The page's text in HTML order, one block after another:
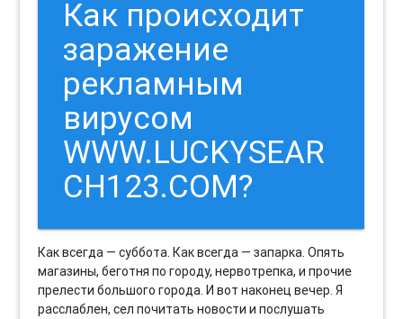
Как происходит
заражение
рекламным
вирусом
WWW.LUCKYSEAR
CH123.COM?
Как всегда — суббота. Как всегда — запарка. Опять
магазины, беготня по городу, нервотрепка, и прочие
прелести большого города. И вот наконец вечер. Я
расслаблен, сел почитать новости и послушать